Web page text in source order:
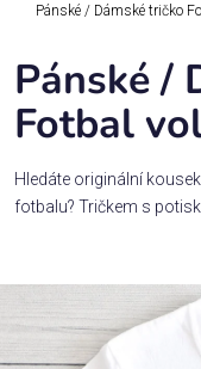
Kategorie
Dárek
pro
Rodina
/
zájmy a
Pánské / Dámské tričko
Pánské /
Fotbal
Hledáte originální
fotbalu? Tričkem s